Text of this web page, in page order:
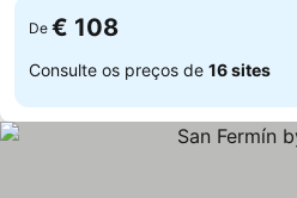
De € 108
Consulte os preços de 16 sites